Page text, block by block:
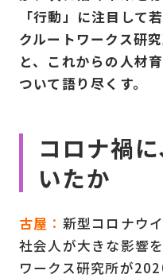
「行動」に注目して
クルートワークス研
と、これからの人材
ついて語り尽くす。
コロナ禍
いたか
古屋 ： 新型コロナウ
社会人が大きな影響
ワークス研究所が